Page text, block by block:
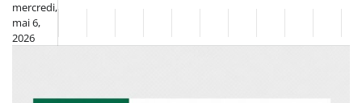
Skip
content
mercredi,
mai 6,
2026
FlashSportclasséDiasporaChronique
SociétéCultureMondeÉconomie
Tech